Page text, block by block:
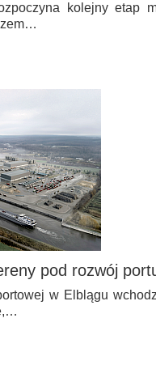
kolejny etap
pod rozwój
w Elblągu